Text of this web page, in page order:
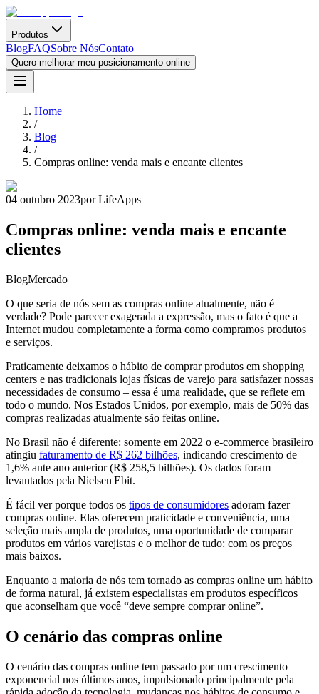
Produtos
BlogFAQSobre NósContato
Quero melhorar meu posicionamento online
Home
/
Blog
/
Compras online: venda mais e encante clientes
04 outubro 2023por LifeApps
Compras online: venda mais e encante
clientes
BlogMercado
O que seria de nós sem as compras online atualmente, não é
verdade? Pode parecer exagerada a expressão, mas o fato é que a
Internet mudou completamente a forma como compramos produtos
e serviços.
Praticamente deixamos o hábito de comprar produtos em shopping
centers e nas tradicionais lojas físicas de varejo para satisfazer nossas
necessidades de consumo – essa é uma realidade, que se reflete em
todo o mundo. Nos Estados Unidos, por exemplo, mais de 50% das
compras realizadas atualmente são feitas online.
No Brasil não é diferente: somente em 2022 o e-commerce brasileiro
atingiu faturamento de R$ 262 bilhões, indicando crescimento de
1,6% ante ano anterior (R$ 258,5 bilhões). Os dados foram
levantados pela Nielsen|Ebit.
É fácil ver porque todos os tipos de consumidores adoram fazer
compras online. Elas oferecem praticidade e conveniência, uma
seleção mais ampla de produtos, uma oportunidade de comparar
produtos em vários varejistas e o melhor de tudo: com os preços
mais baixos.
Enquanto a maioria de nós tem tornado as compras online um hábito
de forma natural, já existem especialistas em produtos específicos
que aconselham que você “deve sempre comprar online”.
O cenário das compras online
O cenário das compras online tem passado por um crescimento
exponencial nos últimos anos, impulsionado principalmente pela